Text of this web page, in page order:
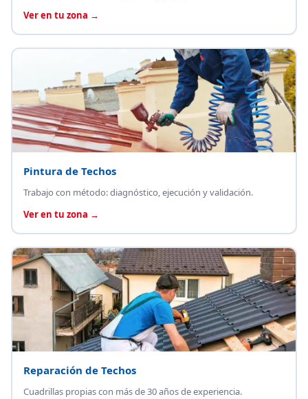
Ver en tu zona →
Pintura de Techos
Trabajo con método: diagnóstico, ejecución y validación.
Ver en tu zona →
Reparación de Techos
Cuadrillas propias con más de 30 años de experiencia.